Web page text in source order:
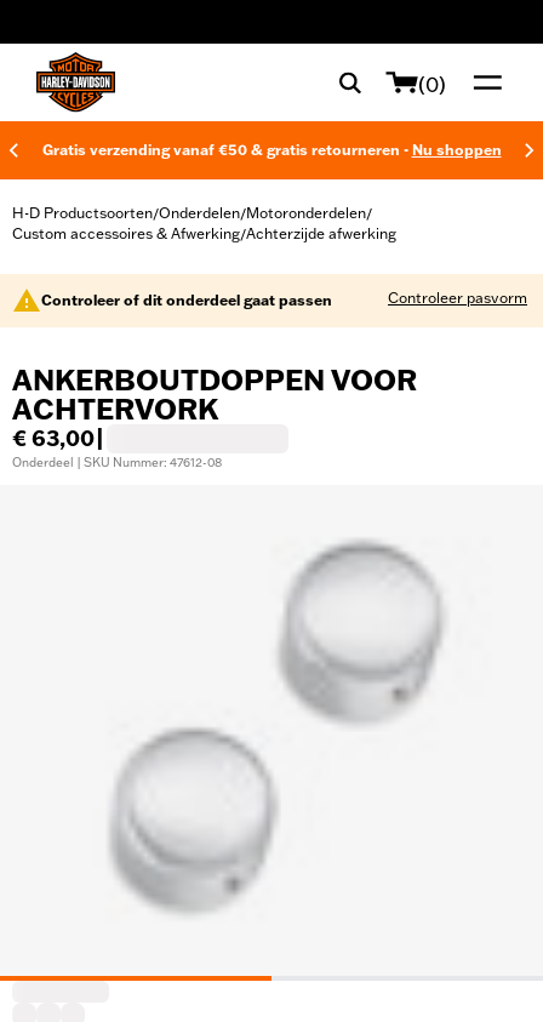
(0)
Gratis verzending vanaf €50 & gratis retourneren - Nu shoppen
H-D Productsoorten/Onderdelen/Motoronderdelen/
Custom accessoires & Afwerking/Achterzijde afwerking
Controleer of dit onderdeel gaat passen Controleer pasvorm
ANKERBOUTDOPPEN VOOR
ACHTERVORK
€ 63,00
Onderdeel | SKU Nummer: 47612-08